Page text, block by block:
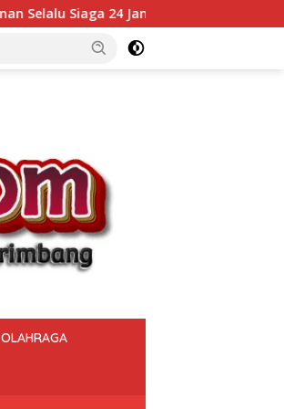
Kalapas Muara Beliti Kumpulkan
OLAHRAGA